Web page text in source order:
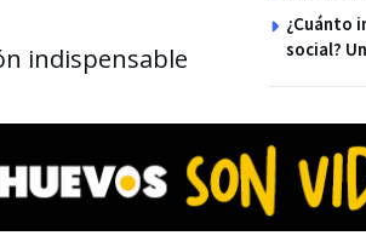
¿Cuánto
social?
indispensable